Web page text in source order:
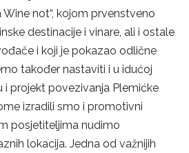
Wine not“, kojom prvenstveno
destinacije i vinare, ali i ostale
i koji je pokazao odlične
također nastaviti i u idućoj
i projekt povezivanja Plemićke
izradili smo i promotivni
posjetiteljima nudimo
lokacija. Jedna od važnijih